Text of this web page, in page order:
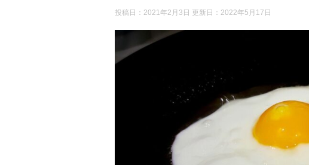
投稿日：2021年2月3日 更新日： 2022年5月17日